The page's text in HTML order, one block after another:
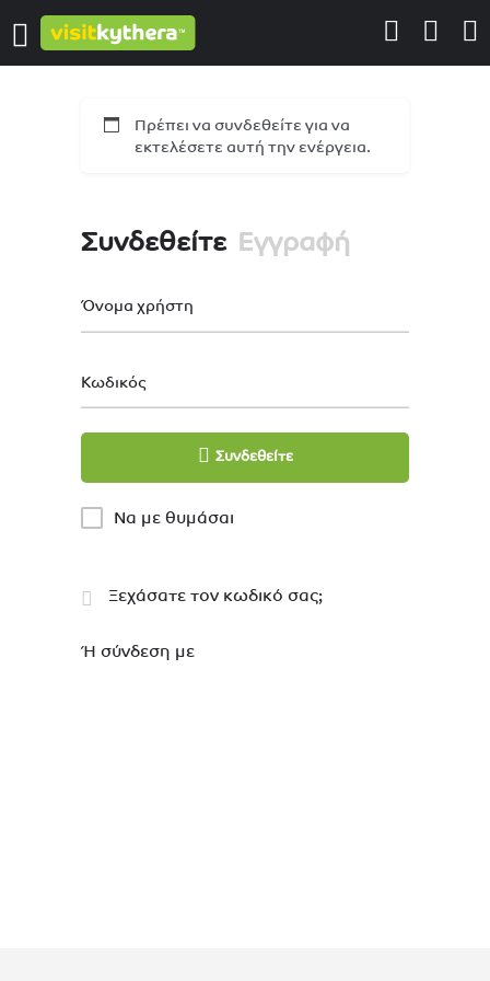
Πρέπει να συνδεθείτε για να
εκτελέσετε αυτή την ενέργεια.
Συνδεθείτε Εγγραφή
Όνομα χρήστη
Κωδικός
Συνδεθείτε
Να με θυμάσαι
Ξεχάσατε τον κωδικό σας;
Ή σύνδεση με